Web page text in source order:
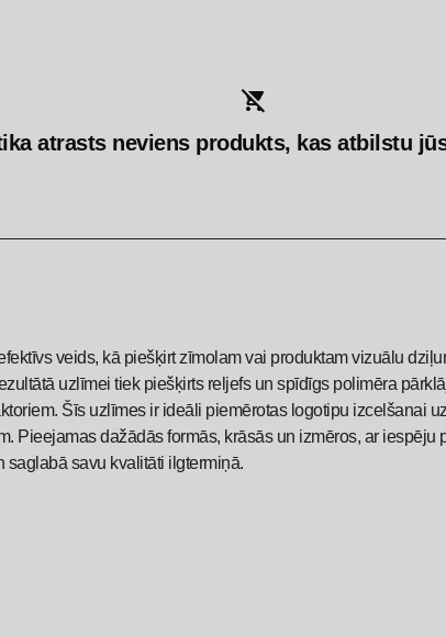
atrasts neviens produkts, kas atbilstu
veids, kā piešķirt zīmolam vai produktam vizuālu
uzlīmei tiek piešķirts reljefs un spīdīgs polimēra
Šīs uzlīmes ir ideāli piemērotas logotipu izcelšanai
Pieejamas dažādās formās, krāsās un izmēros, ar
saglabā savu kvalitāti ilgtermiņā.